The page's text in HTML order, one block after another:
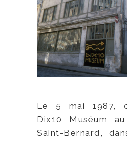
Le 5 mai 1987,
Dix10 Muséum
Saint-Bernard,